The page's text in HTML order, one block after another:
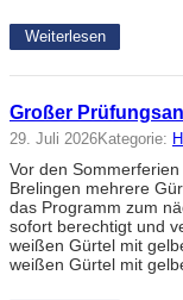
Weiterlesen
Großer
29. Juli 2026Kategorie:
Vor den
Brelingen mehrere
das Programm zum
sofort berechtigt und
weißen Gürtel mit
weißen Gürtel mit